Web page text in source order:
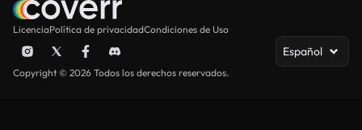
LicenciaPolítica de privacidadCondiciones de Uso
Español
Copyright © 2026 Todos los derechos reservados.